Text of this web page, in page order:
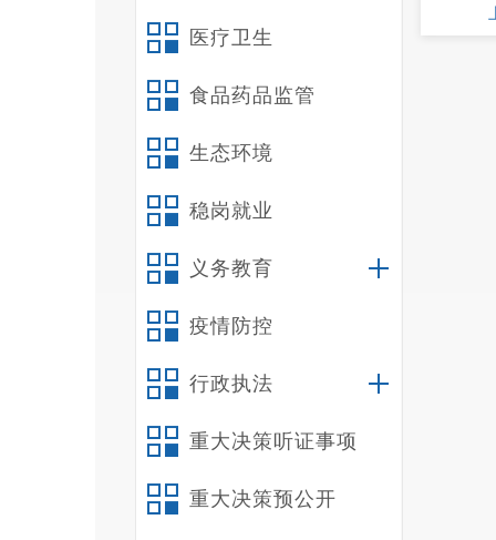
医疗卫生
食品药品监管
生态环境
稳岗就业
义务教育
疫情防控
行政执法
重大决策听证事项
重大决策预公开